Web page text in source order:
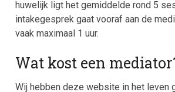
huwelijk ligt het gemiddelde rond 5
intakegesprek gaat vooraf aan de
vaak maximaal 1 uur.
Wat kost een
Wij hebben deze website in het leven